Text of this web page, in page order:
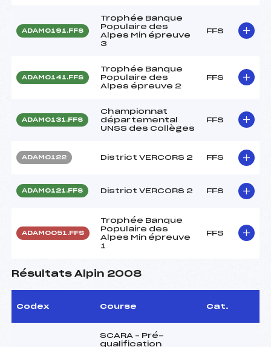
ADAM0191.FFS
Trophée Banque
Populaire des
Alpes Min épreuve
3
FFS
ADAM0141.FFS
Trophée Banque
Populaire des
Alpes épreuve 2
FFS
ADAM0131.FFS
Championnat
départemental
UNSS des Collèges
FFS
ADAM0122 District VERCORS 2 FFS
ADAM0121.FFS District VERCORS 2 FFS
ADAM0051.FFS
Trophée Banque
Populaire des
Alpes Min épreuve
1
FFS
Résultats Alpin 2008
Codex Course Cat.
SCARA – Pré-
qualification